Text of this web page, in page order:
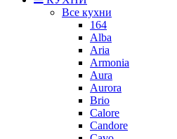
Все кухни
164
Alba
Aria
Armonia
Aura
Aurora
Brio
Calore
Candore